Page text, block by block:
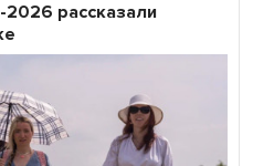
2026 рассказали